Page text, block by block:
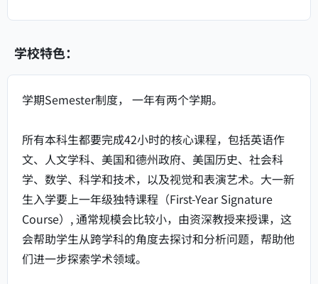
学校特色：
学期Semester制度， 一年有两个学期。
所有本科生都要完成42小时的核心课程，包括英语作
文、人文学科、美国和德州政府、美国历史、社会科
学、数学、科学和技术，以及视觉和表演艺术。大一新
生入学要上一年级独特课程（First-Year Signature
Course）, 通常规模会比较小，由资深教授来授课，这
会帮助学生从跨学科的角度去探讨和分析问题，帮助他
们进一步探索学术领域。